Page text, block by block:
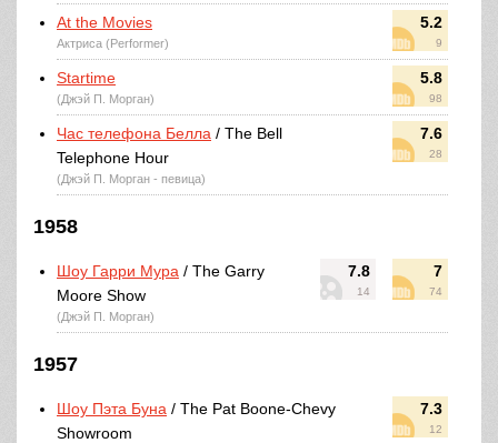
5.2
9
At the Movies
Актриса (Performer)
5.8
98
Startime
(Джэй П. Морган)
7.6
28
Час телефона Белла / The Bell
Telephone Hour
(Джэй П. Морган - певица)
1958
7.8
14
7
74
Шоу Гарри Мура / The Garry
Moore Show
(Джэй П. Морган)
1957
7.3
12
Шоу Пэта Буна / The Pat Boone-Chevy
Showroom